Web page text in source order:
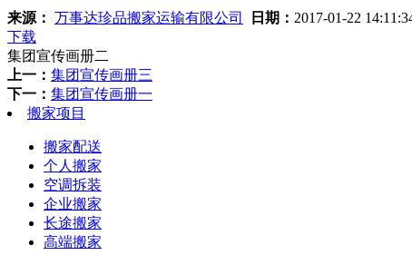
来源： 万事达珍品搬家运输有限公司 日期： 2017-01-22
下载
集团宣传画册二
上一： 集团宣传画册三
下一： 集团宣传画册一
搬家项目
搬家配送
个人搬家
空调拆装
企业搬家
长途搬家
高端搬家